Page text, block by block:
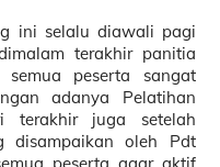
ini selalu diawali pagi
terakhir panitia
semua peserta sangat
adanya Pelatihan
terakhir juga setelah
disampaikan oleh Pdt